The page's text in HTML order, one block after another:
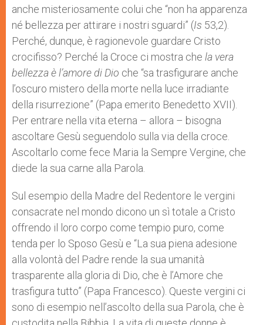
anche misteriosamente colui che “non ha apparenza
né bellezza per attirare i nostri sguardi” (Is 53,2).
Perché, dunque, è ragionevole guardare Cristo
crocifisso? Perché la Croce ci mostra che la vera
bellezza è l’amore di Dio che “sa trasfigurare anche
l’oscuro mistero della morte nella luce irradiante
della risurrezione” (Papa emerito Benedetto XVII).
Per entrare nella vita eterna – allora – bisogna
ascoltare Gesù seguendolo sulla via della croce.
Ascoltarlo come fece Maria la Sempre Vergine, che
diede la sua carne alla Parola.
Sul esempio della Madre del Redentore le vergini
consacrate nel mondo dicono un sì totale a Cristo
offrendo il loro corpo come tempio puro, come
tenda per lo Sposo Gesù e “La sua piena adesione
alla volontà del Padre rende la sua umanità
trasparente alla gloria di Dio, che è l’Amore che
trasfigura tutto” (Papa Francesco). Queste vergini ci
sono di esempio nell’ascolto della sua Parola, che è